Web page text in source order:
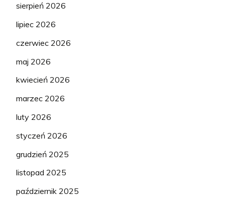
sierpień 2026
lipiec 2026
czerwiec 2026
maj 2026
kwiecień 2026
marzec 2026
luty 2026
styczeń 2026
grudzień 2025
listopad 2025
październik 2025